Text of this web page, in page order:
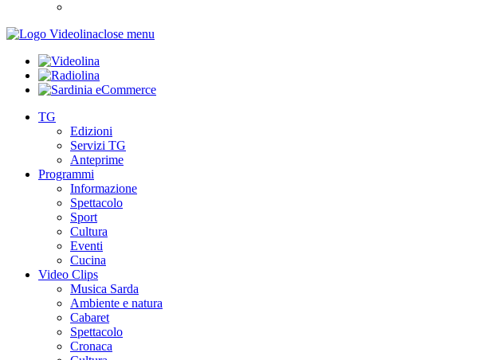
close menu
TG
Edizioni
Servizi TG
Anteprime
Programmi
Informazione
Spettacolo
Sport
Cultura
Eventi
Cucina
Video Clips
Musica Sarda
Ambiente e natura
Cabaret
Spettacolo
Cronaca